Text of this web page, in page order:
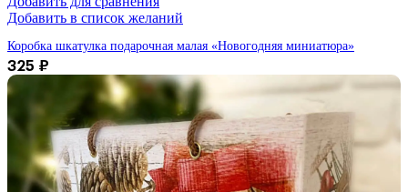
Добавить в список желаний
Коробка шкатулка подарочная малая «Новогодняя миниатюра»
325 ₽